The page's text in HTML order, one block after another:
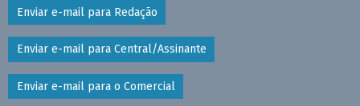
Enviar e-mail para Redação
Enviar e-mail para Central/Assinante
Enviar e-mail para o Comercial